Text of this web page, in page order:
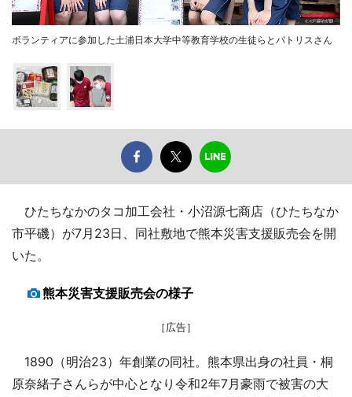
ボランティアに参加した土浦日本大学中等教育学校の生徒らとパトリスさん
ひたちなかのタコ加工会社・小沼源七商店（ひたちなか
市平磯）が7月23日、同社敷地で熊本災害支援販売会を開
いた。
熊本災害支援販売会の様子
［広告］
1890（明治23）年創業の同社。熊本県出身の社員・桐
原奈緒子さんらが中心となり令和2年7月豪雨で被害の大